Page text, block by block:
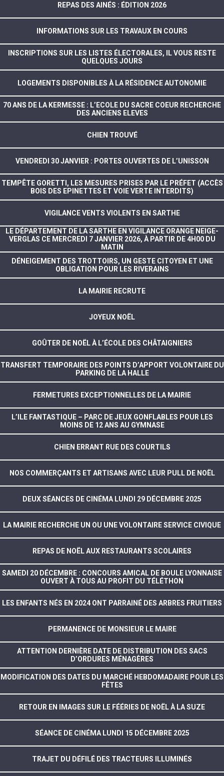
REPAS DES AINÉS : ÉDITION 2026
INFORMATIONS SUR LES TRAVAUX EN COURS
INSCRIPTIONS SUR LES LISTES ÉLECTORALES, IL VOUS RESTE
QUELQUES JOURS
LOGEMENTS DISPONIBLES À LA RÉSIDENCE AUTONOMIE
70 ANS DE LA KERMESSE : L’ECOLE DU SACRE COEUR RECHERCHE
DES ANCIENS ELEVES
CHIEN TROUVÉ
VENDREDI 30 JANVIER : PORTES OUVERTES DE L’UNISSON
TEMPÊTE GORETTI, LES MESURES PRISES PAR LE PRÉFET (ACCÈS
BOIS DES EPINETTES ET VOIE VERTE INTERDITS)
VIGILANCE VENTS VIOLENTS EN SARTHE
LE DÉPARTEMENT DE LA SARTHE EN VIGILANCE ORANGE NEIGE-
VERGLAS CE MERCREDI 7 JANVIER 2026, À PARTIR DE 4H00 DU
MATIN
DÉNEIGEMENT DES TROTTOIRS, UN GESTE CITOYEN ET UNE
OBLIGATION POUR LES RIVERAINS
LA MAIRIE RECRUTE
JOYEUX NOËL
GOÛTER DE NOËL À L’ÉCOLE DES CHÂTAIGNIERS
TRANSFERT TEMPORAIRE DES POINTS D’APPORT VOLONTAIRE DU
PARKING DE LA HALLE
FERMETURES EXCEPTIONNELLES DE LA MAIRIE
L’ILE FANTASTIQUE – PARC DE JEUX GONFLABLES POUR LES
MOINS DE 12 ANS AU GYMNASE
CHIEN ERRANT RUE DES COURTILS
NOS COMMERÇANTS ET ARTISANS AVEC LEUR PULL DE NOËL
DEUX SÉANCES DE CINÉMA LUNDI 29 DÉCEMBRE 2025
LA MAIRIE RECHERCHE UN OU UNE VOLONTAIRE SERVICE CIVIQUE
REPAS DE NOËL AUX RESTAURANTS SCOLAIRES
SAMEDI 20 DÉCEMBRE : CONCOURS AMICAL DE BOULE LYONNAISE
OUVERT À TOUS AU PROFIT DU TÉLÉTHON
LES ENFANTS NÉS EN 2024 ONT PARRAINÉ DES ARBRES FRUITIERS
PERMANENCE DE MONSIEUR LE MAIRE
ATTENTION DERNIÈRE DATE DE DISTRIBUTION DES SACS
D’ORDURES MÉNAGÈRES
MODIFICATION DES DATES DU MARCHÉ HEBDOMADAIRE POUR LES
FÊTES
RETOUR EN IMAGES SUR LE FÉÉRIES DE NOËL À LA SUZE
SÉANCE DE CINÉMA LUNDI 15 DÉCEMBRE 2025
TRAJET DU DÉFILÉ DES TRACTEURS ILLUMINÉS